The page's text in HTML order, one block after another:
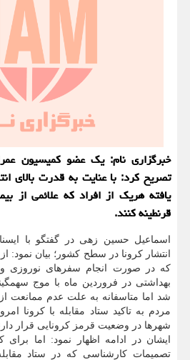
خبرگزاری نام: یک عضو کمیسیون
تصریح کرد: با عنایت به قدرت بالای
یافته هریک از افراد که علائمی از
قرنطینه کنند.
اسماعیل حسین زهی در گفتگو با
انتشار کرونا در سطح کشور؛ بیان نمود:
که در صورت انجام سفرهای نوروزی
بهداشتی در فروردین ماه با موج
شد اما متاسفانه به علت عدم ممانعت
مردم به تاکید ستاد مقابله با کرونا
شهرها در وضعیت قرمز کرونایی قرار
ایشان در ادامه اظهار نمود: اما برای
تصمیمات کارشناسی که در ستاد